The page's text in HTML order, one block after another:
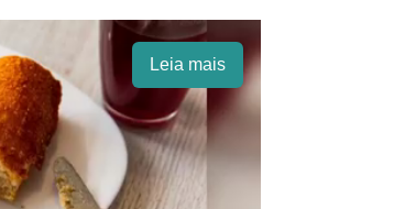
Leia mais